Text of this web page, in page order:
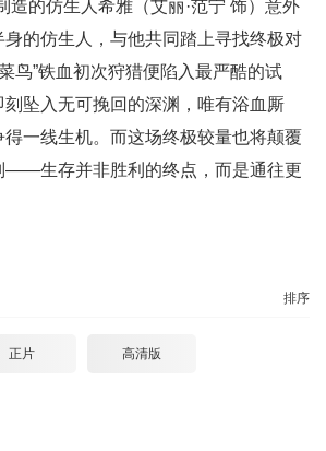
造的仿生人希雅（艾丽·范宁 饰）意外
的仿生人，与他共同踏上寻找终极对
鸟”铁血初次狩猎便陷入最严酷的试
坠入无可挽回的深渊，唯有浴血厮
一线生机。而这场终极较量也将颠覆
——生存并非胜利的终点，而是通往更
排序
正片 高清版